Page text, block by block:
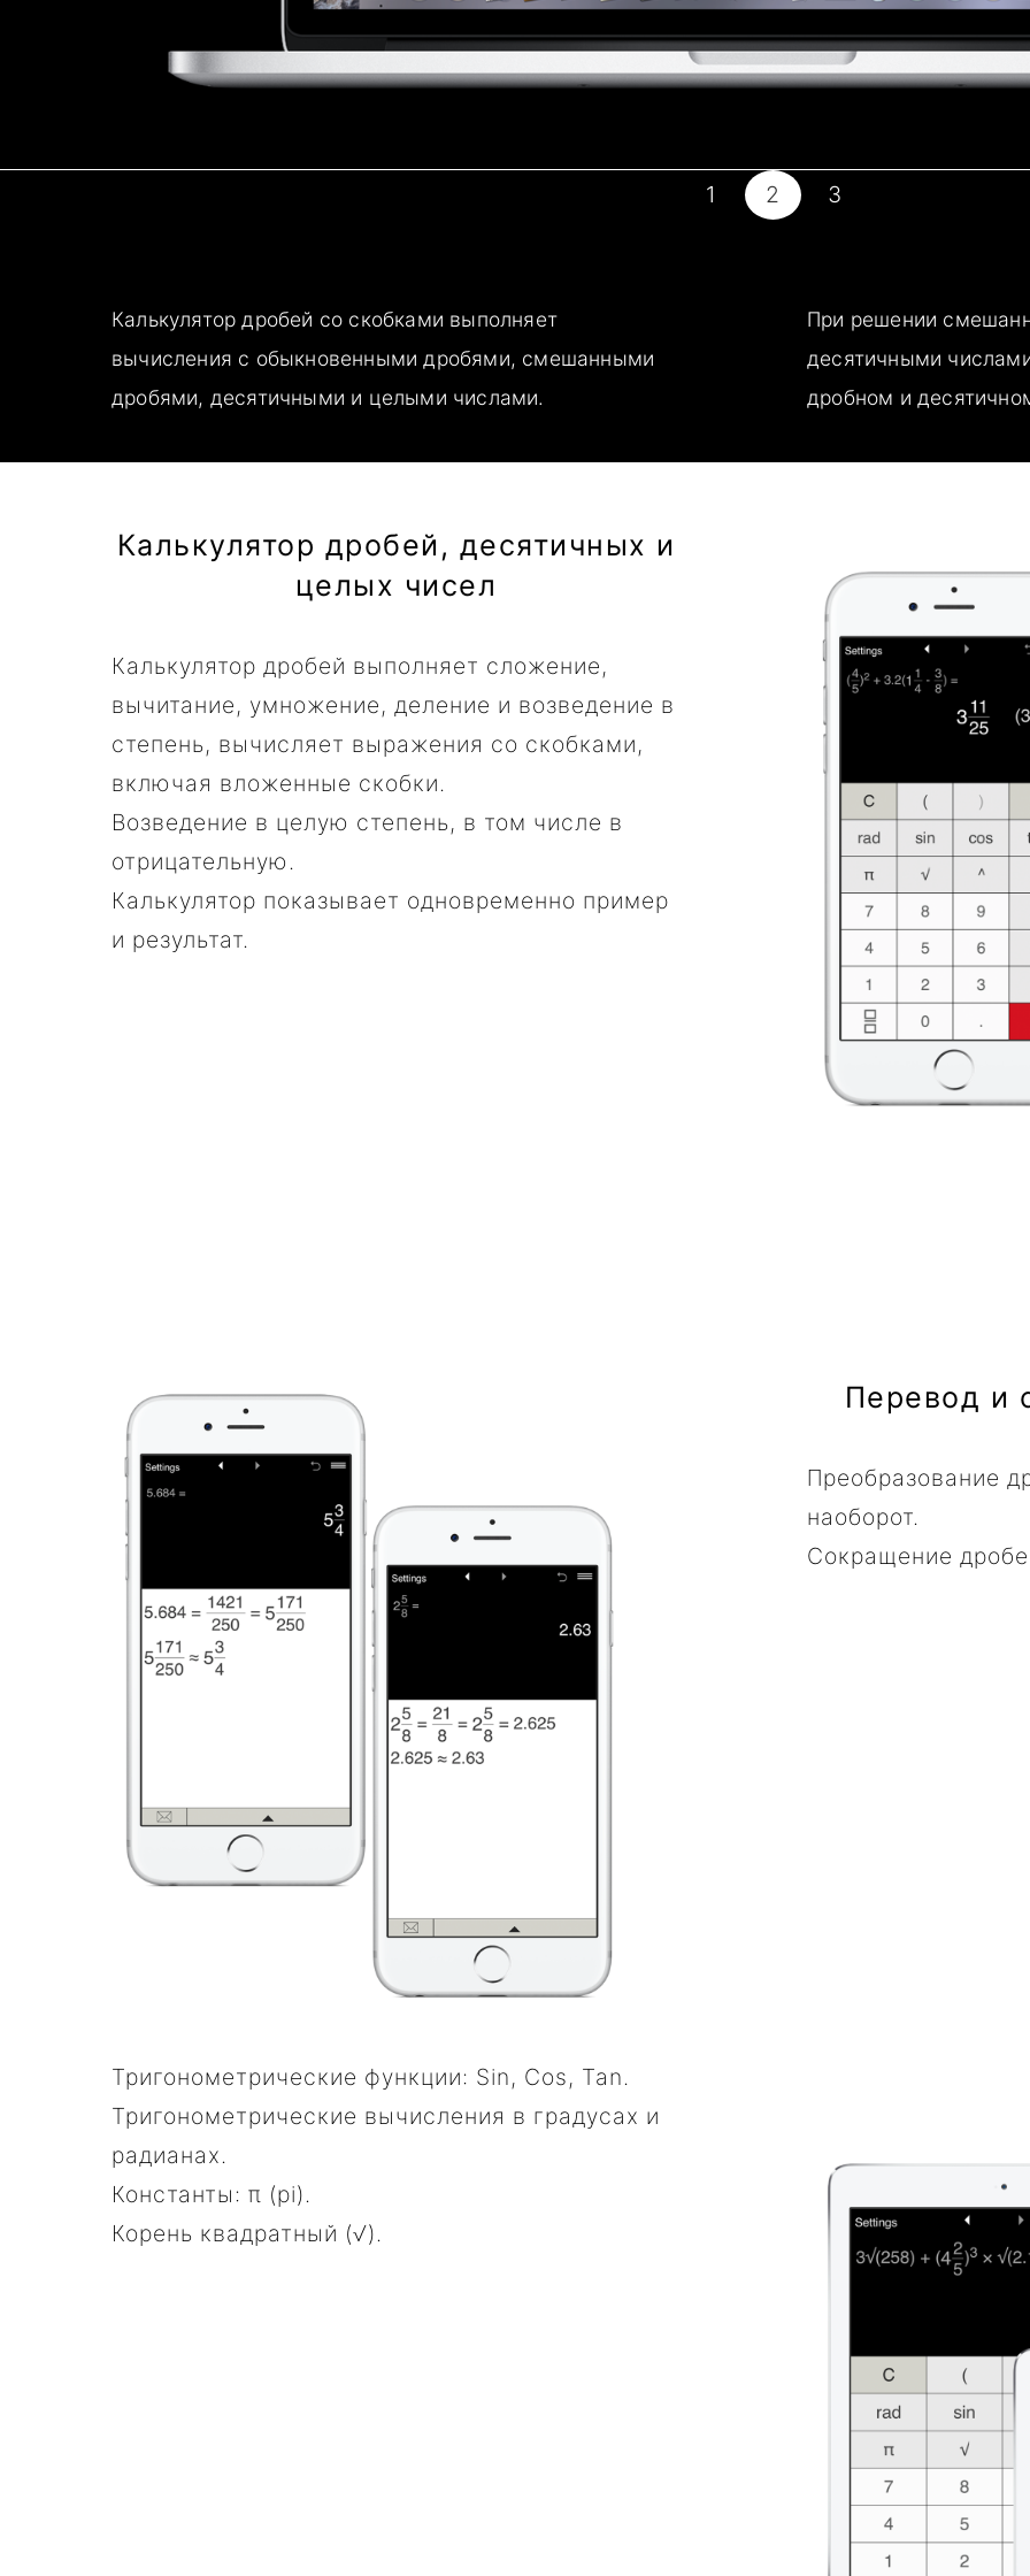
1 2 3
Калькулятор дробей со скобками выполняет
вычисления с обыкновенными дробями, смешанными
дробями, десятичными и целыми числами.
При решении
десятичными
дробном и
Калькулятор дробей, десятичных и
целых чисел
Калькулятор дробей выполняет сложение,
вычитание, умножение, деление и возведение в
степень, вычисляет выражения со скобками,
включая вложенные скобки.
Возведение в целую степень, в том числе в
отрицательную.
Калькулятор показывает одновременно пример
и результат.
Перевод и
Преобразование
наоборот.
Сокращение
Тригонометрические функции: Sin, Cos, Tan.
Тригонометрические вычисления в градусах и
радианах.
Константы: π (pi).
Корень квадратный (√).